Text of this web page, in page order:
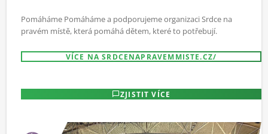
Pomáháme Pomáháme a podporujeme organizaci Srdce na
pravém místě, která pomáhá dětem, které to potřebují.
VÍCE NA SRDCENAPRAVEMMISTE.CZ/
ZJISTIT VÍCE